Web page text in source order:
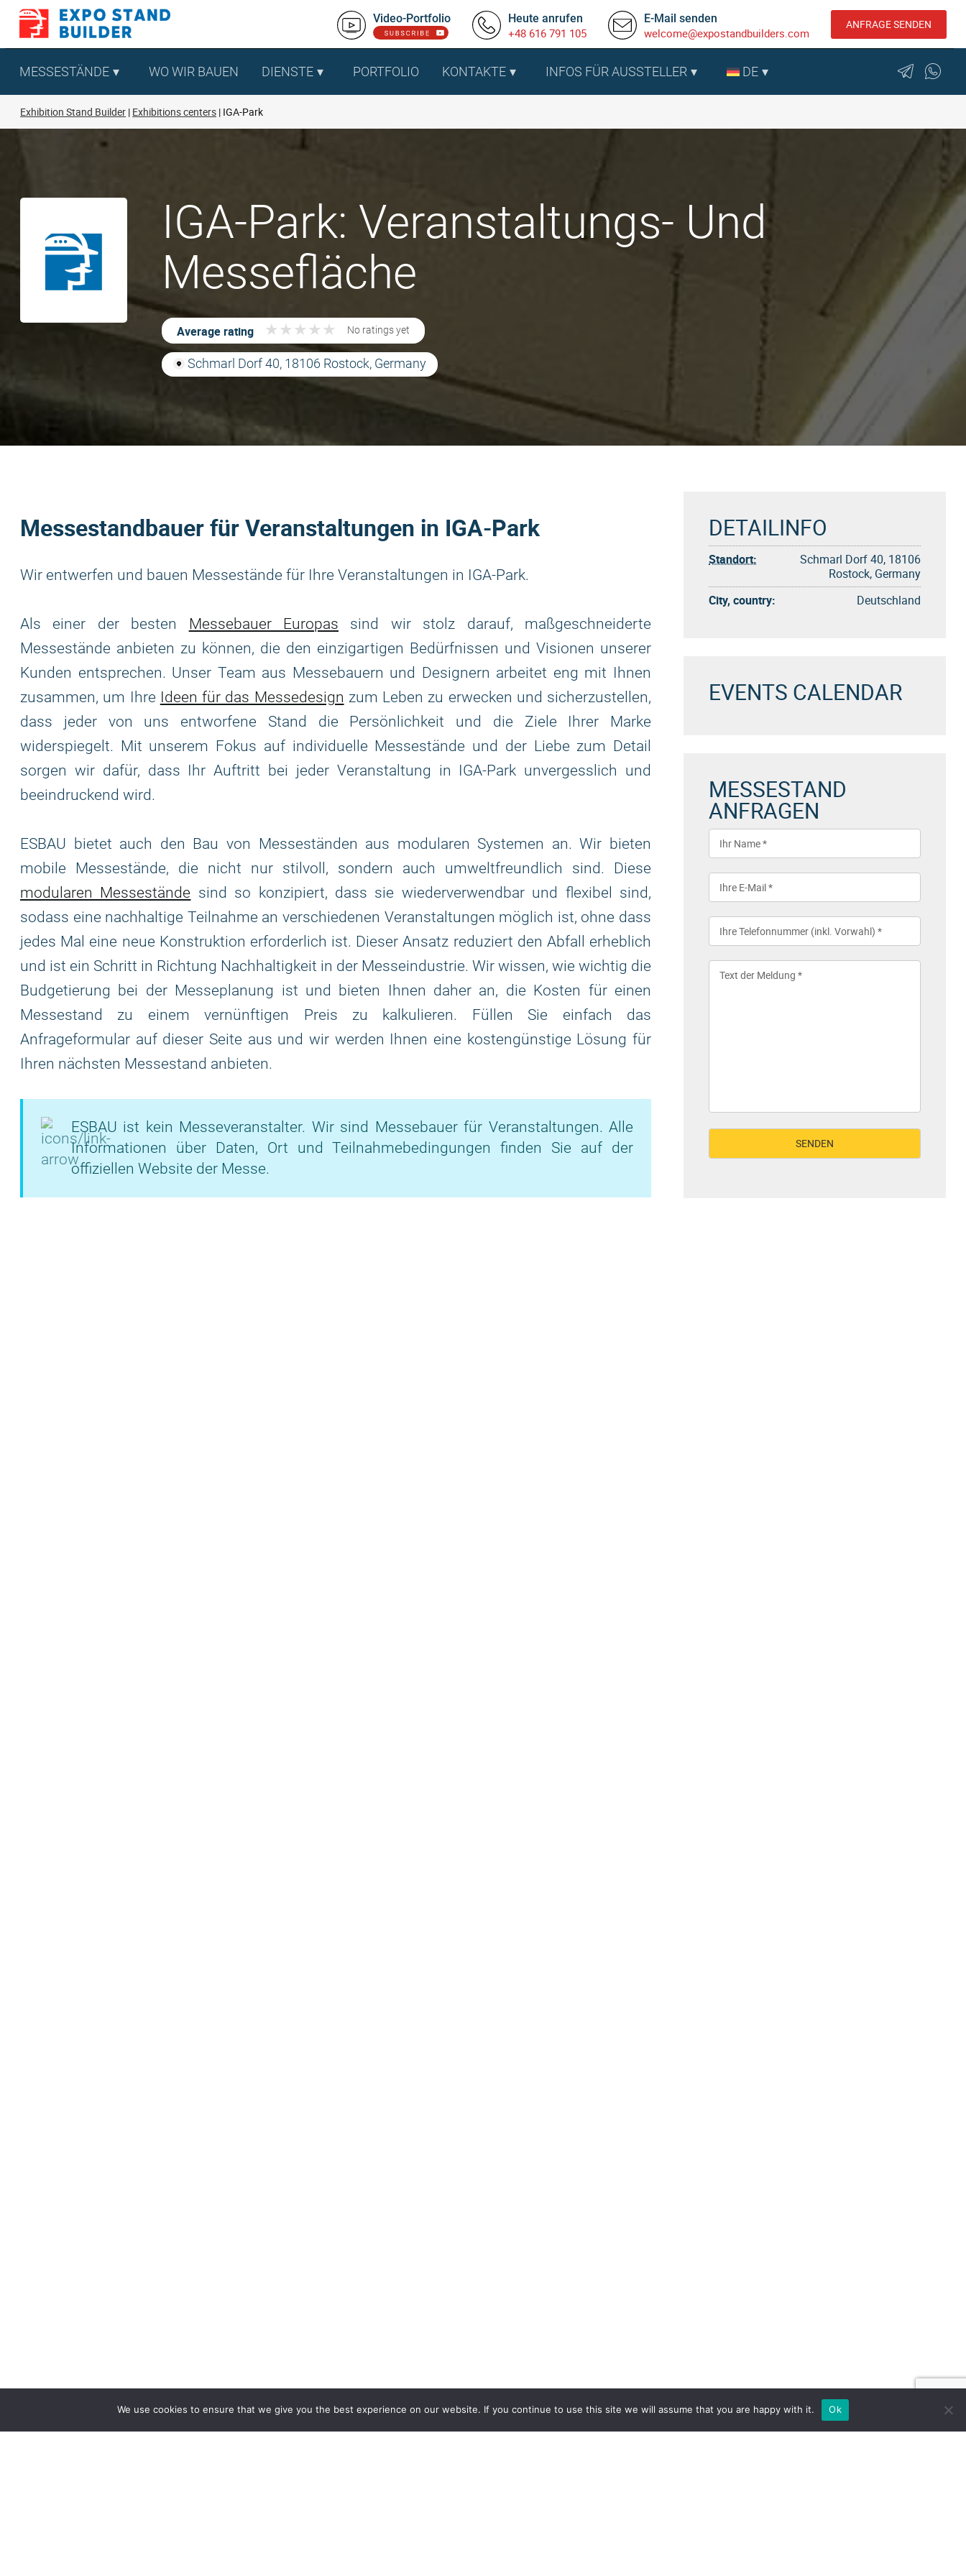
Zum
springen
Video-Portfolio Heute anrufen
+48 616 791 105
E-Mail senden
welcome@expostandbuilders.com
ANFRAGE SENDEN
MESSESTÄNDE WO WIR BAUEN DIENSTE PORTFOLIO KONTAKTE INFOS FÜR AUSSTELLER DE
Exhibition Stand Builder Exhibitions centers IGA-Park
IGA-Park: Veranstaltungs- Und
Messefläche
Average rating ★ ★ ★ ★ ★
★ ★ ★ ★ ★ No ratings yet
Schmarl Dorf 40, 18106 Rostock, Germany
Messestandbauer für Veranstaltungen in IGA-Park
Wir entwerfen und bauen Messestände für Ihre Veranstaltungen in IGA-Park.
Als einer der besten Messebauer Europas sind wir stolz darauf, maßgeschneiderte
Messestände anbieten zu können, die den einzigartigen Bedürfnissen und Visionen unserer
Kunden entsprechen. Unser Team aus Messebauern und Designern arbeitet eng mit Ihnen
zusammen, um Ihre Ideen für das Messedesign zum Leben zu erwecken und sicherzustellen,
dass jeder von uns entworfene Stand die Persönlichkeit und die Ziele Ihrer Marke
widerspiegelt. Mit unserem Fokus auf individuelle Messestände und der Liebe zum Detail
sorgen wir dafür, dass Ihr Auftritt bei jeder Veranstaltung in IGA-Park unvergesslich und
beeindruckend wird.
ESBAU bietet auch den Bau von Messeständen aus modularen Systemen an. Wir bieten
mobile Messestände, die nicht nur stilvoll, sondern auch umweltfreundlich sind. Diese
modularen Messestände sind so konzipiert, dass sie wiederverwendbar und flexibel sind,
sodass eine nachhaltige Teilnahme an verschiedenen Veranstaltungen möglich ist, ohne dass
jedes Mal eine neue Konstruktion erforderlich ist. Dieser Ansatz reduziert den Abfall erheblich
und ist ein Schritt in Richtung Nachhaltigkeit in der Messeindustrie. Wir wissen, wie wichtig die
Budgetierung bei der Messeplanung ist und bieten Ihnen daher an, die Kosten für einen
Messestand zu einem vernünftigen Preis zu kalkulieren. Füllen Sie einfach das
Anfrageformular auf dieser Seite aus und wir werden Ihnen eine kostengünstige Lösung für
Ihren nächsten Messestand anbieten.
ESBAU ist kein Messeveranstalter. Wir sind Messebauer für Veranstaltungen. Alle
Informationen über Daten, Ort und Teilnahmebedingungen finden Sie auf der
offiziellen Website der Messe.
DETAILINFO
Standort:
Schmarl Dorf 40, 18106
Rostock, Germany
City, country:
Deutschland
EVENTS CALENDAR
MESSESTAND
ANFRAGEN
We use cookies to ensure that we give you the best experience on our website. If you continue to use this site we will assume that you are happy with it. Ok